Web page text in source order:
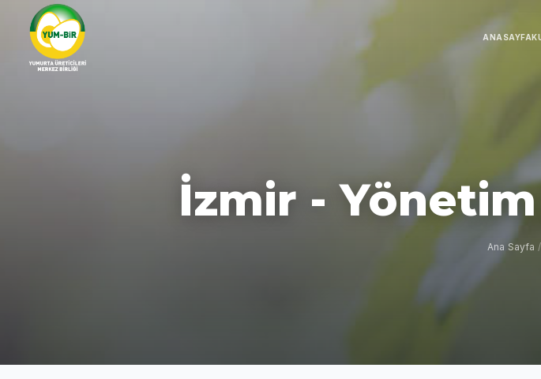
ANASAYFA
İzmir -
Ana Sayfa /